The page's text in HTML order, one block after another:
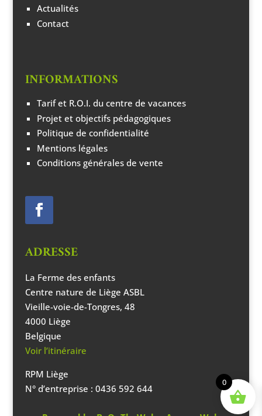
Actualités
Contact
INFORMATIONS
Tarif et R.O.I. du centre de vacances
Projet et objectifs pédagogiques
Politique de confidentialité
Mentions légales
Conditions générales de vente
ADRESSE
La Ferme des enfants
Centre nature de Liège ASBL
Vieille-voie-de-Tongres, 48
4000 Liège
Belgique
Voir l’itinéraire
RPM Liège
N° d’entreprise : 0436 592 644
0